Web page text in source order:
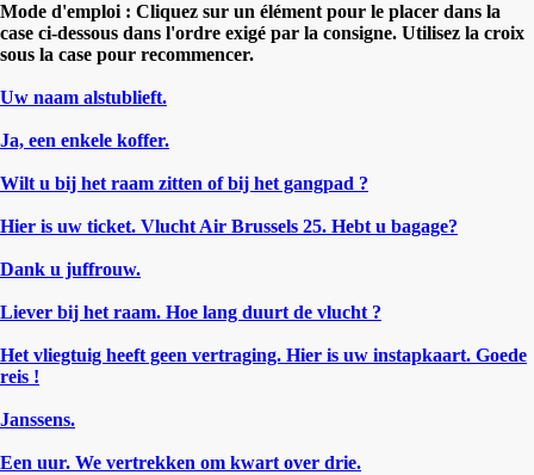
Mode d'emploi : Cliquez sur un élément pour le placer dans la
case ci-dessous dans l'ordre exigé par la consigne. Utilisez la croix
sous la case pour recommencer.
Uw naam alstublieft.
Ja, een enkele koffer.
Wilt u bij het raam zitten of bij het gangpad ?
Hier is uw ticket. Vlucht Air Brussels 25. Hebt u bagage?
Dank u juffrouw.
Liever bij het raam. Hoe lang duurt de vlucht ?
Het vliegtuig heeft geen vertraging. Hier is uw instapkaart. Goede
reis !
Janssens.
Een uur. We vertrekken om kwart over drie.